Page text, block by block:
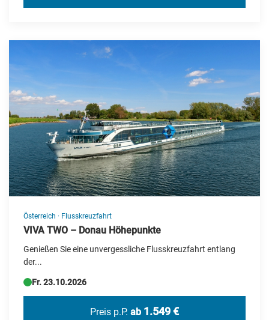
Kurzreisen
Neue Reisen
Silvesterreisen
Specials
Städte-/Musikreisen
Weihnachtsreisen
Albanien
Barbados
Belgien
Österreich · Flusskreuzfahrt
VIVA TWO – Donau Höhepunkte
Genießen Sie eine unvergessliche Flusskreuzfahrt entlang
der...
Fr. 23.10.2026
Preis p.P. ab 1.549 €